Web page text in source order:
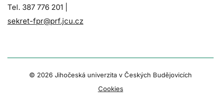
Tel. 387 776 201 |
sekret-fpr@prf.jcu.cz
© 2026 Jihočeská univerzita v Českých Budějovicích
Cookies